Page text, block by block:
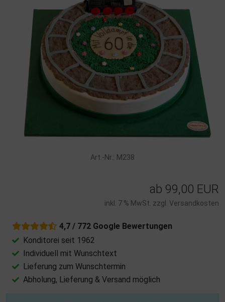
Art.-Nr.: M238
ab 99,00 EUR
inkl. 7 % MwSt. zzgl. Versandkosten
4,7 / 772 Google Bewertungen
Konditorei seit 1962
Individuell mit Wunschtext
Lieferung zum Wunschtermin
Abholung, Lieferung & Versand möglich